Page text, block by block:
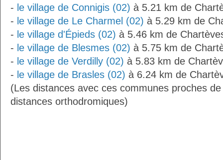
- le village de Connigis (02) à 5.21 km de
- le village de Le Charmel (02) à 5.29 km de
- le village d'Épieds (02) à 5.46 km de
- le village de Blesmes (02) à 5.75 km de
- le village de Verdilly (02) à 5.83 km de
- le village de Brasles (02) à 6.24 km de
(Les distances avec ces communes proches
distances orthodromiques)